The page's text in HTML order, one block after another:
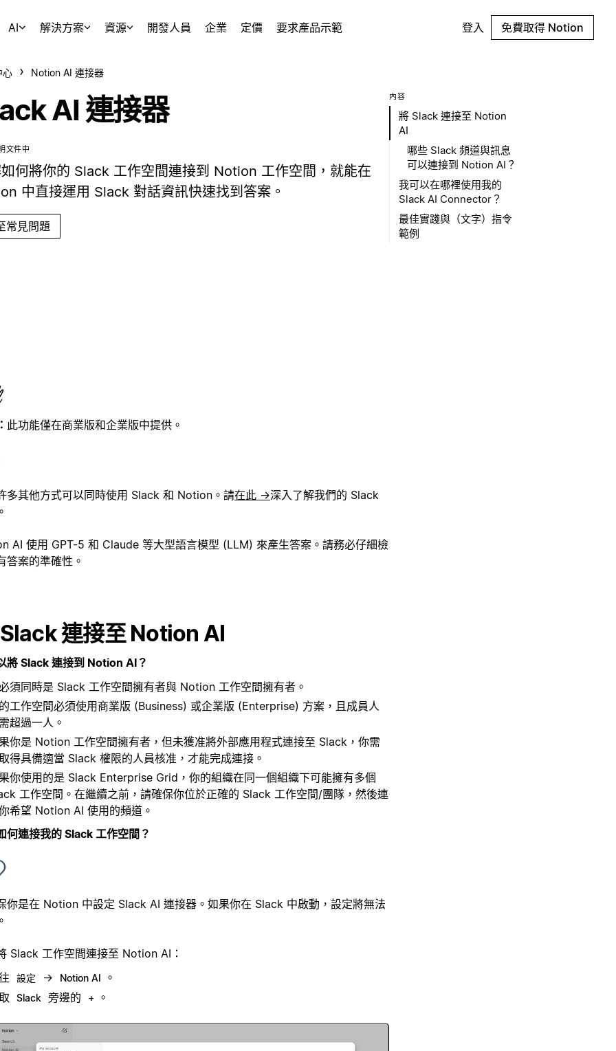
AI 解決方案 資源 開發人員 企業 定價 要求產品示範 登入 免費取得 Notion
心 Notion AI 連接器
AI 連接器
文件中
何將你的 Slack 工作空間連接到 Notion 工作空間，就能在
中直接運用 Slack 對話資訊快速找到答案。
常見問題
此功能僅在商業版和企業版中提供。
多其他方式可以同時使用 Slack 和 Notion。請在此 →深入了解我們的 Slack
AI 使用 GPT-5 和 Claude 等大型語言模型 (LLM) 來產生答案。請務必仔細檢
答案的準確性。
連接至 Notion AI
將 Slack 連接到 Notion AI？
須同時是 Slack 工作空間擁有者與 Notion 工作空間擁有者。
工作空間必須使用商業版 (Business) 或企業版 (Enterprise) 方案，且成員人
超過一人。
你是 Notion 工作空間擁有者，但未獲准將外部應用程式連接至 Slack，你需
得具備適當 Slack 權限的人員核准，才能完成連接。
你使用的是 Slack Enterprise Grid，你的組織在同一個組織下可能擁有多個
工作空間。在繼續之前，請確保你位於正確的 Slack 工作空間/團隊，然後連
希望 Notion AI 使用的頻道。
何連接我的 Slack 工作空間？
你是在 Notion 中設定 Slack AI 連接器。如果你在 Slack 中啟動，設定將無法
Slack 工作空間連接至 Notion AI：
設定 → Notion AI
。
Slack 旁邊的 + 。
內容
將 Slack 連接至 Notion
AI
哪些 Slack 頻道與訊息
可以連接到 Notion AI？
我可以在哪裡使用我的
Slack AI Connector？
最佳實踐與（文字）指令
範例